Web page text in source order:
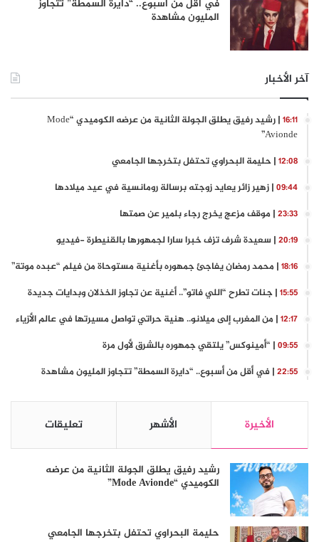
في أقل من أسبوع.. “دايرة السمطة” تتجاوز
المليون مشاهدة
آخر الأخبار
16:11
| رشيد رفيق يطلق الجولة الثانية من عرضه الكوميدي “Mode
Avionde”
12:08 | حليمة البحراوي تحتفل بتخرجها الجامعي
09:44 | زهير زائر يعايد زوجته برسالة رومانسية في عيد ميلادها
23:33 | موقف مزعج يخرج رجاء بلمير عن صمتها
20:19 | سعيدة شرف تزف خبرا سارا لجمهورها بالقنيطرة -فيديو
18:16 | محمد رمضان يفاجئ جمهوره بأغنية مستوحاة من فيلم “عبده موتة”
15:55 | جنات تطرح “اللي فاتو”.. أغنية عن تجاوز الخذلان وبدايات جديدة
12:17 | من المغرب إلى ميلانو.. هنية حراتي تواصل مسيرتها في عالم الأزياء
09:55 | “أمينوكس” يلتقي جمهوره بالشرق لأول مرة
22:55 | في أقل من أسبوع.. “دايرة السمطة” تتجاوز المليون مشاهدة
الأخيرة الأشهر تعليقات
رشيد رفيق يطلق الجولة الثانية من عرضه
الكوميدي “Mode Avionde”
حليمة البحراوي تحتفل بتخرجها الجامعي